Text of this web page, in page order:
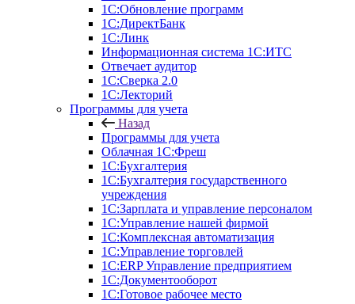
1С:Обновление программ
1С:ДиректБанк
1С:Линк
Информационная система 1С:ИТС
Отвечает аудитор
1С:Сверка 2.0
1С:Лекторий
Программы для учета
Назад
Программы для учета
Облачная 1С:Фреш
1С:Бухгалтерия
1С:Бухгалтерия государственного
учреждения
1С:Зарплата и управление персоналом
1С:Управление нашей фирмой
1С:Комплексная автоматизация
1С:Управление торговлей
1С:ERP Управление предприятием
1С:Документооборот
1C:Готовое рабочее место